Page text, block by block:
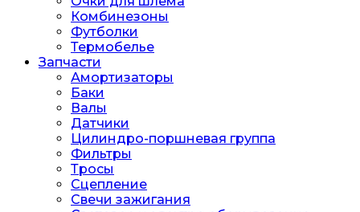
Комбинезоны
Футболки
Термобелье
Запчасти
Амортизаторы
Баки
Валы
Датчики
Цилиндро-поршневая группа
Фильтры
Тросы
Сцепление
Свечи зажигания